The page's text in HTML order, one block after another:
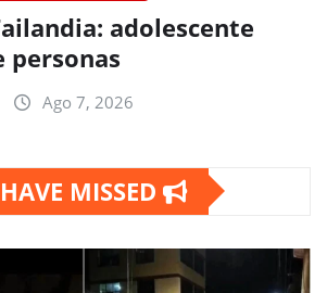
adolescente
personas
Ago 7, 2026
MISSED